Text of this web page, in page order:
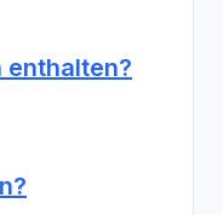
enthalten?